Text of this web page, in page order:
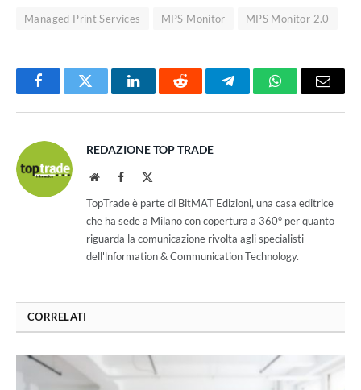
Managed Print Services MPS Monitor MPS Monitor 2.0
FacebookTwitter LinkedInReddit TelegramWhatsAppEmail
REDAZIONE TOP TRADE
WebsiteFacebook
TopTrade è parte di BitMAT Edizioni, una casa editrice
che ha sede a Milano con copertura a 360° per quanto
riguarda la comunicazione rivolta agli specialisti
dell'lnformation & Communication Technology.
CORRELATI